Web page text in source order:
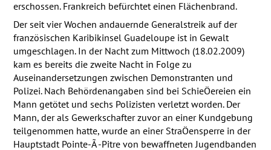
erschossen. Frankreich befürchtet einen Flächenbrand.
Der seit vier Wochen andauernde Generalstreik auf der
französischen Karibikinsel Guadeloupe ist in Gewalt
umgeschlagen. In der Nacht zum Mittwoch (18.02.2009)
kam es bereits die zweite Nacht in Folge zu
Auseinandersetzungen zwischen Demonstranten und
Polizei. Nach Behördenangaben sind bei SchieÖereien ein
Mann getötet und sechs Polizisten verletzt worden. Der
Mann, der als Gewerkschafter zuvor an einer Kundgebung
teilgenommen hatte, wurde an einer StraÖensperre in der
Hauptstadt Pointe-Ã -Pitre von bewaffneten Jugendbanden